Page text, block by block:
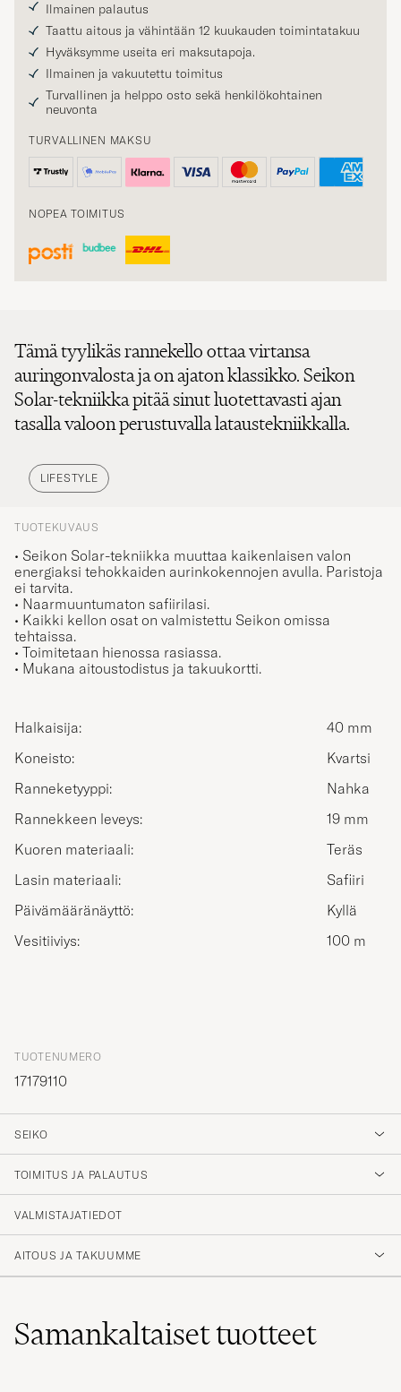
Ilmainen palautus
Taattu aitous ja vähintään 12 kuukauden toimintatakuu
Hyväksymme useita eri maksutapoja.
Ilmainen ja vakuutettu toimitus
Turvallinen ja helppo osto sekä henkilökohtainen
neuvonta
TURVALLINEN MAKSU
NOPEA TOIMITUS
Tämä tyylikäs rannekello ottaa virtansa
auringonvalosta ja on ajaton klassikko. Seikon
Solar-tekniikka pitää sinut luotettavasti ajan
tasalla valoon perustuvalla lataustekniikkalla.
LIFESTYLE
TUOTEKUVAUS
• Seikon Solar-tekniikka muuttaa kaikenlaisen valon
energiaksi tehokkaiden aurinkokennojen avulla. Paristoja
ei tarvita.
• Naarmuuntumaton safiirilasi.
• Kaikki kellon osat on valmistettu Seikon omissa
tehtaissa.
• Toimitetaan hienossa rasiassa.
• Mukana aitoustodistus ja takuukortti.
Halkaisija:
40 mm
Koneisto:
Kvartsi
Ranneketyyppi:
Nahka
Rannekkeen leveys:
19 mm
Kuoren materiaali:
Teräs
Lasin materiaali:
Safiiri
Päivämääränäyttö:
Kyllä
Vesitiiviys:
100 m
TUOTENUMERO
17179110
SEIKO
TOIMITUS JA PALAUTUS
VALMISTAJATIEDOT
AITOUS JA TAKUUMME
Samankaltaisettuotteet